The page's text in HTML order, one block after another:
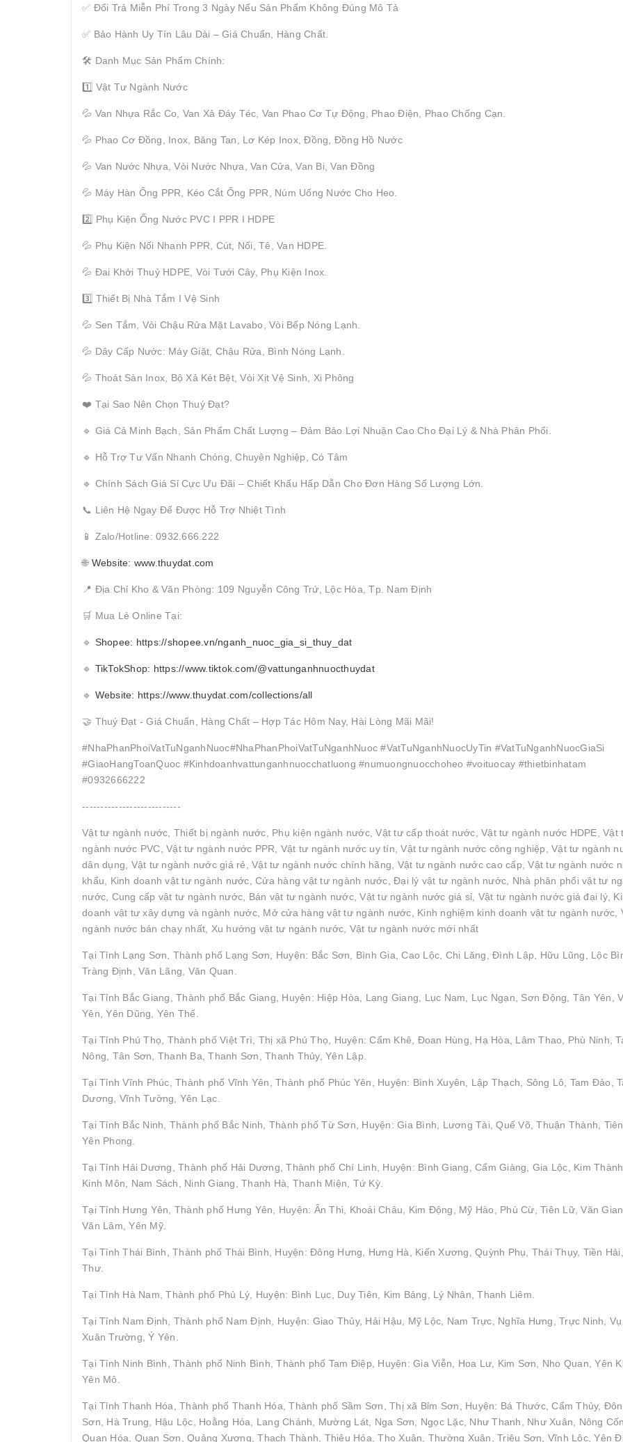
✅ Đổi Trả Miễn Phí Trong 3 Ngày Nếu Sản Phẩm Không Đúng Mô Tả
✅ Bảo Hành Uy Tín Lâu Dài – Giá Chuẩn, Hàng Chất.
🛠 Danh Mục Sản Phẩm Chính:
1️⃣ Vật Tư Ngành Nước
💦 Van Nhựa Rắc Co, Van Xả Đáy Téc, Van Phao Cơ Tự Động, Phao Điện, Phao Chống Cạn.
💦 Phao Cơ Đồng, Inox, Băng Tan, Lơ Kép Inox, Đồng, Đồng Hồ Nước
💦 Van Nước Nhựa, Vòi Nước Nhựa, Van Cửa, Van Bi, Van Đồng
💦 Máy Hàn Ống PPR, Kéo Cắt Ống PPR, Núm Uống Nước Cho Heo.
2️⃣ Phụ Kiện Ống Nước PVC I PPR I HDPE
💦 Phụ Kiện Nối Nhanh PPR, Cút, Nối, Tê, Van HDPE.
💦 Đai Khởi Thuỷ HDPE, Vòi Tưới Cây, Phụ Kiện Inox.
3️⃣ Thiết Bị Nhà Tắm I Vệ Sinh
💦 Sen Tắm, Vòi Chậu Rửa Mặt Lavabo, Vòi Bếp Nóng Lạnh.
💦 Dây Cấp Nước: Máy Giặt, Chậu Rửa, Bình Nóng Lạnh.
💦 Thoát Sàn Inox, Bộ Xả Két Bệt, Vòi Xịt Vệ Sinh, Xi Phông
❤️ Tại Sao Nên Chọn Thuý Đạt?
🔹 Giá Cả Minh Bạch, Sản Phẩm Chất Lượng – Đảm Bảo Lợi Nhuận Cao Cho Đại Lý & Nhà Phân Phối.
🔹 Hỗ Trợ Tư Vấn Nhanh Chóng, Chuyên Nghiệp, Có Tâm
🔹 Chính Sách Giá Sỉ Cực Ưu Đãi – Chiết Khấu Hấp Dẫn Cho Đơn Hàng Số Lượng Lớn.
📞 Liên Hệ Ngay Để Được Hỗ Trợ Nhiệt Tình
📱 Zalo/Hotline: 0932.666.222
🌐 Website: www.thuydat.com
📍 Địa Chỉ Kho & Văn Phòng: 109 Nguyễn Công Trứ, Lộc Hòa, Tp. Nam Định
🛒 Mua Lẻ Online Tại:
🔹 Shopee: https://shopee.vn/nganh_nuoc_gia_si_thuy_dat
🔹 TikTokShop: https://www.tiktok.com/@vattunganhnuocthuydat
🔹 Website: https://www.thuydat.com/collections/all
🤝 Thuý Đạt - Giá Chuẩn, Hàng Chất – Hợp Tác Hôm Nay, Hài Lòng Mãi Mãi!
#NhaPhanPhoiVatTuNganhNuoc#NhaPhanPhoiVatTuNganhNuoc #VatTuNganhNuocUyTin #VatTuNganhNuocGiaSi
#GiaoHangToanQuoc #Kinhdoanhvattunganhnuocchatluong #numuongnuocchoheo #voituocay #thietbinhatam
#0932666222
---------------------------
Vật tư ngành nước, Thiết bị ngành nước, Phụ kiện ngành nước, Vật tư cấp thoát nước, Vật tư ngành nước HDPE, Vật
ngành nước PVC, Vật tư ngành nước PPR, Vật tư ngành nước uy tín, Vật tư ngành nước công nghiệp, Vật tư ngành
dân dụng, Vật tư ngành nước giá rẻ, Vật tư ngành nước chính hãng, Vật tư ngành nước cao cấp, Vật tư ngành nước
khẩu, Kinh doanh vật tư ngành nước, Cửa hàng vật tư ngành nước, Đại lý vật tư ngành nước, Nhà phân phối vật tư
nước, Cung cấp vật tư ngành nước, Bán vật tư ngành nước, Vật tư ngành nước giá sỉ, Vật tư ngành nước giá đại lý,
doanh vật tư xây dựng và ngành nước, Mở cửa hàng vật tư ngành nước, Kinh nghiệm kinh doanh vật tư ngành nước,
ngành nước bán chạy nhất, Xu hướng vật tư ngành nước, Vật tư ngành nước mới nhất
Tại Tỉnh Lạng Sơn, Thành phố Lạng Sơn, Huyện: Bắc Sơn, Bình Gia, Cao Lộc, Chi Lăng, Đình Lập, Hữu Lũng, Lộc
Tràng Định, Văn Lãng, Văn Quan.
Tại Tỉnh Bắc Giang, Thành phố Bắc Giang, Huyện: Hiệp Hòa, Lạng Giang, Lục Nam, Lục Ngạn, Sơn Động, Tân Yên,
Yên, Yên Dũng, Yên Thế.
Tại Tỉnh Phú Thọ, Thành phố Việt Trì, Thị xã Phú Thọ, Huyện: Cẩm Khê, Đoan Hùng, Hạ Hòa, Lâm Thao, Phù Ninh,
Nông, Tân Sơn, Thanh Ba, Thanh Sơn, Thanh Thủy, Yên Lập.
Tại Tỉnh Vĩnh Phúc, Thành phố Vĩnh Yên, Thành phố Phúc Yên, Huyện: Bình Xuyên, Lập Thạch, Sông Lô, Tam Đảo,
Dương, Vĩnh Tường, Yên Lạc.
Tại Tỉnh Bắc Ninh, Thành phố Bắc Ninh, Thành phố Từ Sơn, Huyện: Gia Bình, Lương Tài, Quế Võ, Thuận Thành, Tiên
Yên Phong.
Tại Tỉnh Hải Dương, Thành phố Hải Dương, Thành phố Chí Linh, Huyện: Bình Giang, Cẩm Giàng, Gia Lộc, Kim Thành,
Kinh Môn, Nam Sách, Ninh Giang, Thanh Hà, Thanh Miện, Tứ Kỳ.
Tại Tỉnh Hưng Yên, Thành phố Hưng Yên, Huyện: Ân Thi, Khoái Châu, Kim Động, Mỹ Hào, Phù Cừ, Tiên Lữ, Văn
Văn Lâm, Yên Mỹ.
Tại Tỉnh Thái Bình, Thành phố Thái Bình, Huyện: Đông Hưng, Hưng Hà, Kiến Xương, Quỳnh Phụ, Thái Thụy, Tiền
Thư.
Tại Tỉnh Hà Nam, Thành phố Phủ Lý, Huyện: Bình Lục, Duy Tiên, Kim Bảng, Lý Nhân, Thanh Liêm.
Tại Tỉnh Nam Định, Thành phố Nam Định, Huyện: Giao Thủy, Hải Hậu, Mỹ Lộc, Nam Trực, Nghĩa Hưng, Trực Ninh, Vụ
Xuân Trường, Ý Yên.
Tại Tỉnh Ninh Bình, Thành phố Ninh Bình, Thành phố Tam Điệp, Huyện: Gia Viễn, Hoa Lư, Kim Sơn, Nho Quan, Yên
Yên Mô.
Tại Tỉnh Thanh Hóa, Thành phố Thanh Hóa, Thành phố Sầm Sơn, Thị xã Bỉm Sơn, Huyện: Bá Thước, Cẩm Thủy,
Sơn, Hà Trung, Hậu Lộc, Hoằng Hóa, Lang Chánh, Mường Lát, Nga Sơn, Ngọc Lặc, Như Thanh, Như Xuân, Nông
Quan Hóa, Quan Sơn, Quảng Xương, Thạch Thành, Thiệu Hóa, Thọ Xuân, Thường Xuân, Triệu Sơn, Vĩnh Lộc, Yên